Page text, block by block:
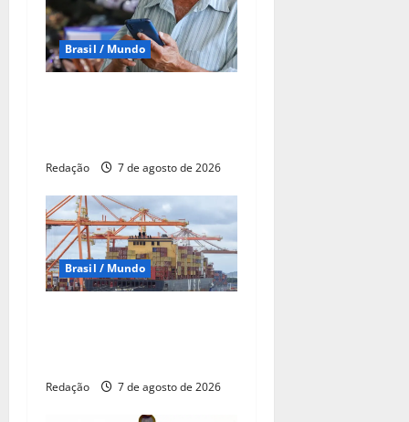
Brasil / Mundo
Redação 7 de agosto de 2026
Brasil / Mundo
Redação 7 de agosto de 2026